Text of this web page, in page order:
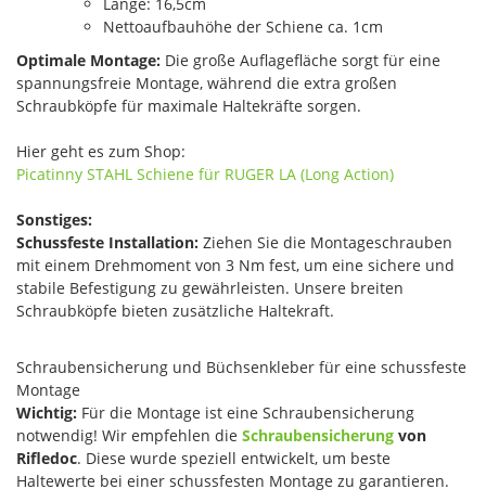
Nettoaufbauhöhe der Schiene ca. 1cm
Optimale Montage: Die große Auflagefläche sorgt für eine
spannungsfreie Montage, während die extra großen
Schraubköpfe für maximale Haltekräfte sorgen.
Hier geht es zum Shop:
Picatinny STAHL Schiene für RUGER LA (Long Action)
Sonstiges:
Schussfeste Installation: Ziehen Sie die Montageschrauben
mit einem Drehmoment von 3 Nm fest, um eine sichere und
stabile Befestigung zu gewährleisten. Unsere breiten
Schraubköpfe bieten zusätzliche Haltekraft.
Schraubensicherung und Büchsenkleber für eine schussfeste
Montage
Wichtig: Für die Montage ist eine Schraubensicherung
notwendig! Wir empfehlen die Schraubensicherung von
Rifledoc. Diese wurde speziell entwickelt, um beste
Haltewerte bei einer schussfesten Montage zu garantieren.